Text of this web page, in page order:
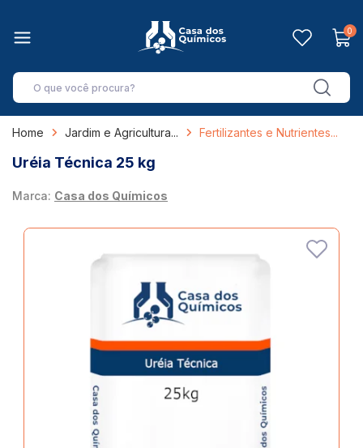
0
Home Jardim e Agricultura Fertilizantes e Nutrientes
Uréia Técnica 25 kg
Marca: Casa dos Químicos